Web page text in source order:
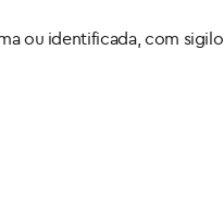
ou identificada, com sigilo